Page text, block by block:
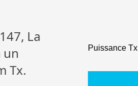
La
un
Tx.
Puissance Tx